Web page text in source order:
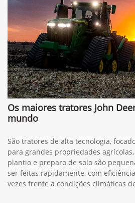
Os maiores tratores John
mundo
São tratores de alta tecnologia,
para grandes propriedades
plantio e preparo de solo são
ser feitas rapidamente, com
vezes frente a condições climáticas